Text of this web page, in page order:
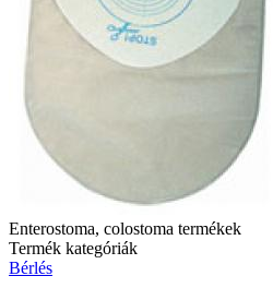
Enterostoma, colostoma termékek
Termék kategóriák
Bérlés